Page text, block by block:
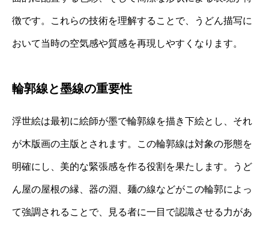
徴です。これらの技術を理解することで、うどん描写に
おいて当時の空気感や質感を再現しやすくなります。
輪郭線と墨線の重要性
浮世絵は最初に絵師が墨で輪郭線を描き下絵とし、それ
が木版画の主版とされます。この輪郭線は対象の形態を
明確にし、美的な緊張感を作る役割を果たします。うど
ん屋の屋根の縁、器の淵、麺の線などがこの輪郭によっ
て強調されることで、見る者に一目で認識させる力があ